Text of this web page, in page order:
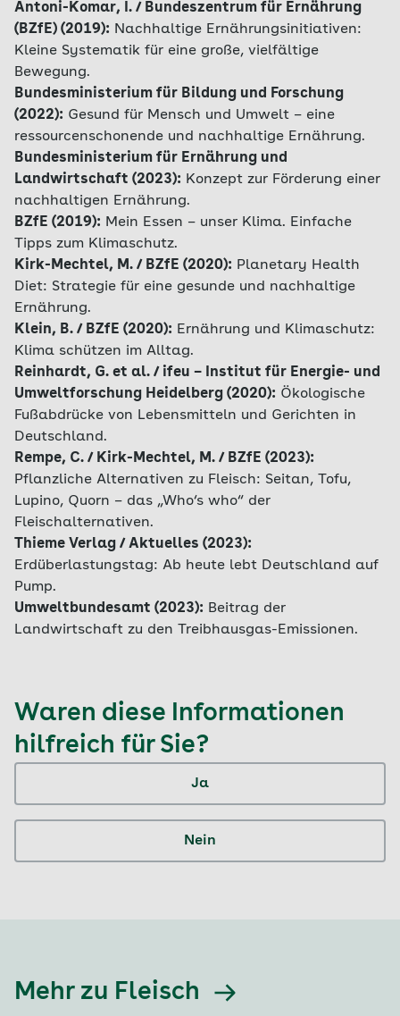
Antoni-Komar, I. / Bundeszentrum für Ernährung
(BZfE) (2019): Nachhaltige Ernährungsinitiativen:
Kleine Systematik für eine große, vielfältige
Bewegung.
Bundesministerium für Bildung und Forschung
(2022): Gesund für Mensch und Umwelt – eine
ressourcenschonende und nachhaltige Ernährung.
Bundesministerium für Ernährung und
Landwirtschaft (2023): Konzept zur Förderung einer
nachhaltigen Ernährung.
BZfE (2019): Mein Essen – unser Klima. Einfache
Tipps zum Klimaschutz.
Kirk-Mechtel, M. / BZfE (2020): Planetary Health
Diet: Strategie für eine gesunde und nachhaltige
Ernährung.
Klein, B. / BZfE (2020): Ernährung und Klimaschutz:
Klima schützen im Alltag.
Reinhardt, G. et al. / ifeu – Institut für Energie- und
Umweltforschung Heidelberg (2020): Ökologische
Fußabdrücke von Lebensmitteln und Gerichten in
Deutschland.
Rempe, C. / Kirk-Mechtel, M. / BZfE (2023):
Pflanzliche Alternativen zu Fleisch: Seitan, Tofu,
Lupino, Quorn – das „Who‘s who“ der
Fleischalternativen.
Thieme Verlag / Aktuelles (2023):
Erdüberlastungstag: Ab heute lebt Deutschland auf
Pump.
Umweltbundesamt (2023): Beitrag der
Landwirtschaft zu den Treibhausgas-Emissionen.
Waren diese Informationen
hilfreich für Sie?
Ja
Nein
Mehr zu Fleisch